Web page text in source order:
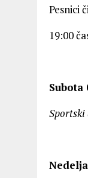
Pesnici
19:00
Subota
Sportski